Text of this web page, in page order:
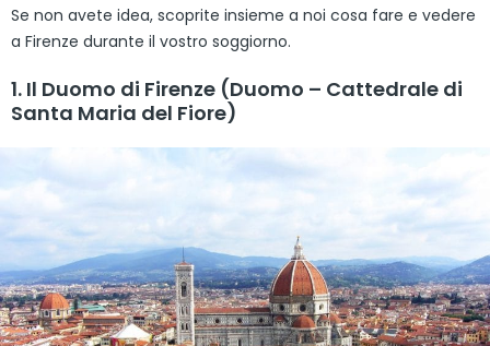
Se non avete idea, scoprite insieme a noi cosa fare e vedere
a Firenze durante il vostro soggiorno.
1. Il Duomo di Firenze (Duomo – Cattedrale di
Santa Maria del Fiore)